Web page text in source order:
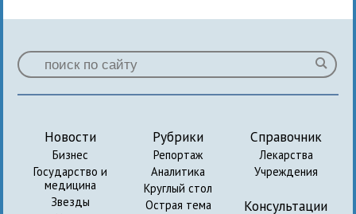
Новости
Бизнес
Государство и
медицина
Звезды
Рубрики
Репортаж
Аналитика
Круглый стол
Острая тема
Справочник
Лекарства
Учреждения
Консультации